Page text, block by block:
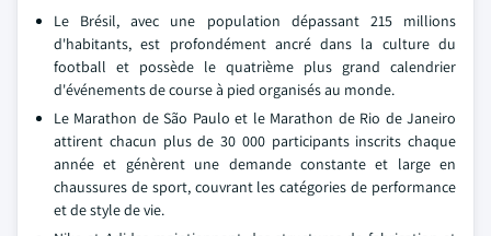
Le Brésil, avec une population dépassant 215 millions
d'habitants, est profondément ancré dans la culture du
football et possède le quatrième plus grand calendrier
d'événements de course à pied organisés au monde.
Le Marathon de São Paulo et le Marathon de Rio de Janeiro
attirent chacun plus de 30 000 participants inscrits chaque
année et génèrent une demande constante et large en
chaussures de sport, couvrant les catégories de performance
et de style de vie.